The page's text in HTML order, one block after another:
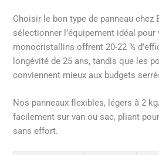
Choisir le bon type de panneau chez
sélectionner l’équipement idéal pour
monocristallins offrent 20-22 %
longévité de 25 ans, tandis que les
conviennent mieux aux budgets
Nos panneaux flexibles, légers à 2
facilement sur van ou sac, pliant
sans effort.